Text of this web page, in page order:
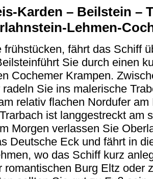
Karden – Beilstein –
Lehmen-
frühstücken, fährt das Schiff
Sie durch einen
Cochemer Krampen.
Sie ins malerische
relativ flachen Nordufer
ist langgestreckt am
Morgen verlassen Sie
Deutsche Eck und fährt in
wo das Schiff kurz
romantischen Burg Eltz oder